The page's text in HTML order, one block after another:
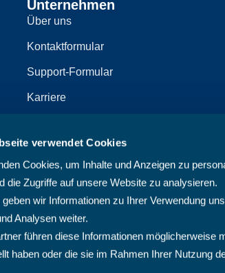
verwendet Cookies
Cookies, um Inhalte und Anzeigen zu
die Zugriffe auf unsere Website zu analysieren.
wir Informationen zu Ihrer Verwendung
Analysen weiter.
führen diese Informationen möglicherweise
haben oder die sie im Rahmen Ihrer Nutzung
Unternehmen
Über uns
Kontaktformular
Support-Formular
Karriere
Datenschutzerklärung
Sitemap
AGB